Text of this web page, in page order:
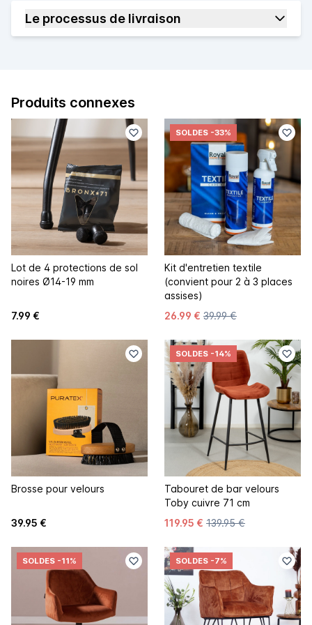
Le processus de livraison
Produits connexes
Lot de 4 protections de sol
noires Ø14-19 mm
7.99 €
SOLDES -33%
Kit d'entretien textile
(convient pour 2 à 3 places
assises)
26.99 € 39.99 €
Brosse pour velours
39.95 €
SOLDES -14%
Tabouret de bar velours
Toby cuivre 71 cm
119.95 € 139.95 €
SOLDES -11% SOLDES -7%